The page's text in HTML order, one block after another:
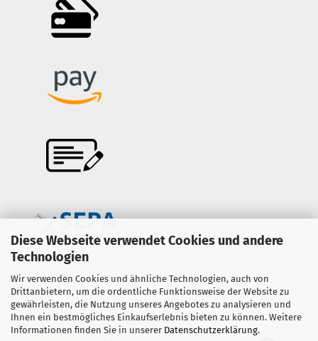
Diese Webseite verwendet Cookies und andere
Technologien
Wir verwenden Cookies und ähnliche Technologien, auch von
Drittanbietern, um die ordentliche Funktionsweise der Website zu
gewährleisten, die Nutzung unseres Angebotes zu analysieren und
Ihnen ein bestmögliches Einkaufserlebnis bieten zu können. Weitere
Informationen finden Sie in unserer Datenschutzerklärung.
Onlineshop erstellenmit Gambio.de © 2026
Ausgewählte Top-Bewertungen für www.copter-trade.de